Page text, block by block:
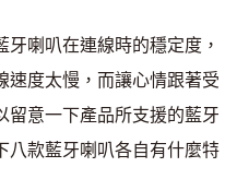
喇叭在連線時的穩定度，
速度太慢，而讓心情跟著受
留意一下產品所支援的藍牙
八款藍牙喇叭各自有什麼特